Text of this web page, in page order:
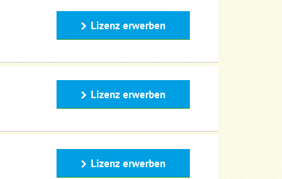
Lizenz erwerben
Lizenz erwerben
Lizenz erwerben